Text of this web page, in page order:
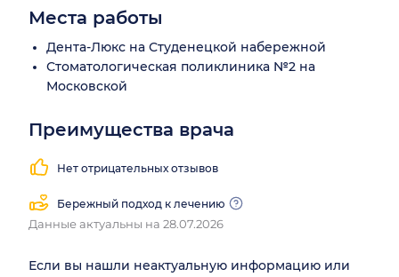
Места работы
Дента-Люкс на Студенецкой набережной
Стоматологическая поликлиника №2 на
Московской
Преимущества врача
Нет отрицательных отзывов
Бережный подход к лечению
Данные актуальны на 28.07.2026
Если вы нашли неактуальную информацию или